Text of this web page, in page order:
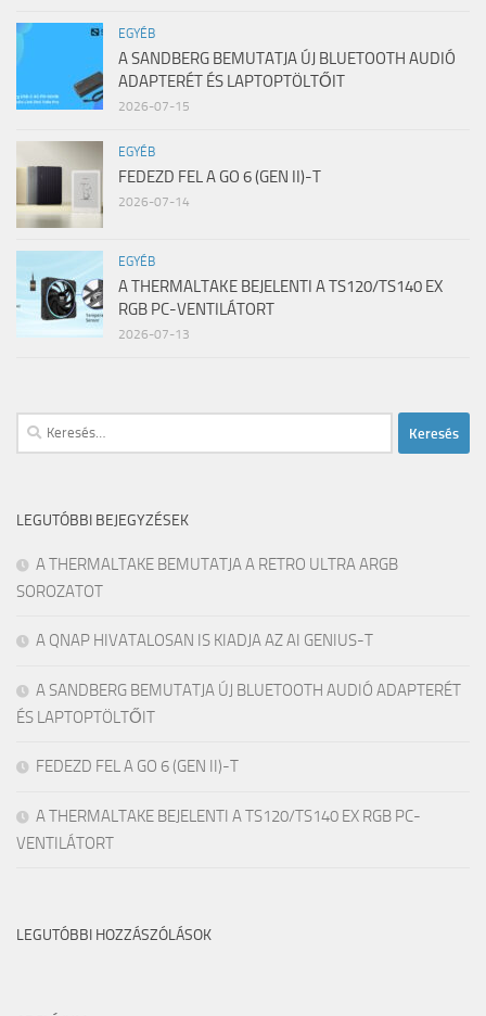
EGYÉB
A SANDBERG BEMUTATJA ÚJ BLUETOOTH AUDIÓ
ADAPTERÉT ÉS LAPTOPTÖLTŐIT
2026-07-15
EGYÉB
FEDEZD FEL A GO 6 (GEN II)-T
2026-07-14
EGYÉB
A THERMALTAKE BEJELENTI A TS120/TS140 EX
RGB PC-VENTILÁTORT
2026-07-13
Keresés:
LEGUTÓBBI BEJEGYZÉSEK
A THERMALTAKE BEMUTATJA A RETRO ULTRA ARGB
SOROZATOT
A QNAP HIVATALOSAN IS KIADJA AZ AI GENIUS-T
A SANDBERG BEMUTATJA ÚJ BLUETOOTH AUDIÓ ADAPTERÉT
ÉS LAPTOPTÖLTŐIT
FEDEZD FEL A GO 6 (GEN II)-T
A THERMALTAKE BEJELENTI A TS120/TS140 EX RGB PC-
VENTILÁTORT
LEGUTÓBBI HOZZÁSZÓLÁSOK